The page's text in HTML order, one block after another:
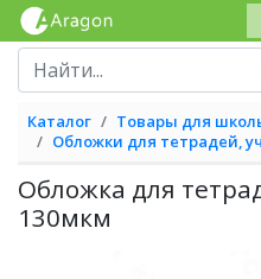
Каталог
Товары для
Обложки для тетрадей,
Обложка для
130мкм